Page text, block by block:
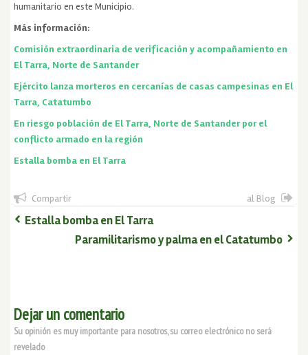
humanitario en este Municipio.
Más información:
Comisión extraordinaria de verificación y acompañamiento en
El Tarra, Norte de Santander
Ejército lanza morteros en cercanías de casas campesinas en El
Tarra, Catatumbo
En riesgo población de El Tarra, Norte de Santander por el
conflicto armado en la región
Estalla bomba en El Tarra
Compartir al Blog
Estalla bomba en El Tarra
Paramilitarismo y palma en el Catatumbo
Dejar un comentario
Su opinión es muy importante para nosotros, su correo electrónico no será
revelado